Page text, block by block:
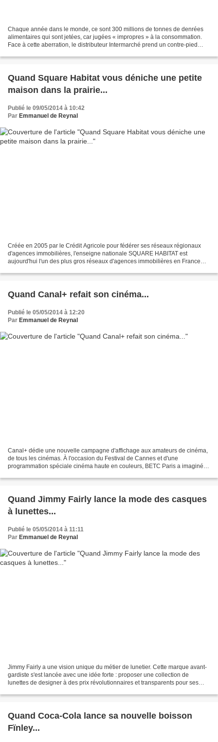
Chaque année dans le monde, ce sont 300 millions de tonnes de denrées
alimentaires qui sont jetées, car jugées « impropres » à la consommation.
Face à cette aberration, le distributeur Intermarché prend un contre-pied
Quand Square Habitat vous déniche une petite
maison dans la prairie...
Publié le 09/05/2014 à 10:42
Par Emmanuel de Reynal
Créée en 2005 par le Crédit Agricole pour fédérer ses réseaux régionaux
d'agences immobilières, l'enseigne nationale SQUARE HABITAT est
aujourd'hui l'un des plus gros réseaux d'agences immobilières en France
Quand Canal+ refait son cinéma...
Publié le 05/05/2014 à 12:20
Par Emmanuel de Reynal
Canal+ dédie une nouvelle campagne d'affichage aux amateurs de cinéma,
de tous les cinémas. À l'occasion du Festival de Cannes et d'une
programmation spéciale cinéma haute en couleurs, BETC Paris a imaginé
Quand Jimmy Fairly lance la mode des casques
à lunettes...
Publié le 05/05/2014 à 11:11
Par Emmanuel de Reynal
Jimmy Fairly a une vision unique du métier de lunetier. Cette marque avant‐
gardiste s'est lancée avec une idée forte : proposer une collection de
lunettes de designer à des prix révolutionnaires et transparents pour ses
Quand Coca-Cola lance sa nouvelle boisson
Fïnley...